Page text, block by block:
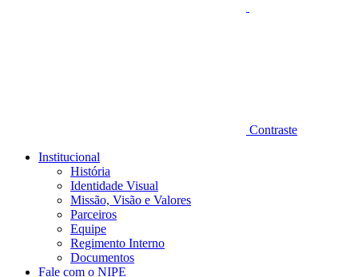
Contraste
Institucional
História
Identidade Visual
Missão, Visão e Valores
Parceiros
Equipe
Regimento Interno
Documentos
Fale com o NIPE